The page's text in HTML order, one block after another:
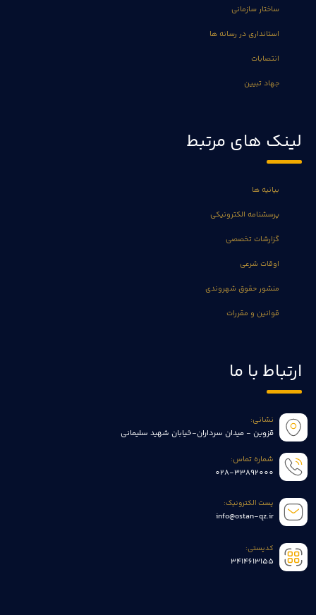
ساختار سازمانی
استانداری در رسانه ها
انتصابات
جهاد تبیین
لینک های مرتبط
بیانیه ها
پرسشنامه الکترونیکی
گزارشات تخصصی
اوقات شرعی
منشور حقوق شهروندی
قوانین و مقررات
ارتباط با ما
نشانی:
قزوین - میدان سرداران-خیابان شهید سلیمانی
شماره تماس:
028-33892000
پست الکترونیک:
info@ostan-qz.ir
کدپستی:
3414613155